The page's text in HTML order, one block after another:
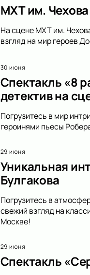
МХТ им.
На сцене МХТ им.
взгляд на мир героев
30 июня
Спектакль «8
детектив на
Погрузитесь в мир
героинями пьесы
29 июня
Уникальная
Булгакова
Погрузитесь в
свежий взгляд на
Москве!
29 июня
Спектакль